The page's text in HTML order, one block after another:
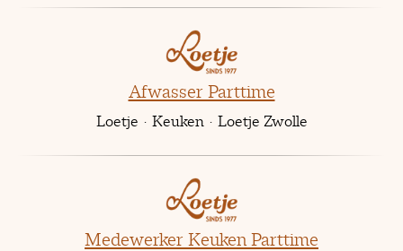
Afwasser Parttime
Loetje · Keuken · Loetje Zwolle
Medewerker Keuken Parttime